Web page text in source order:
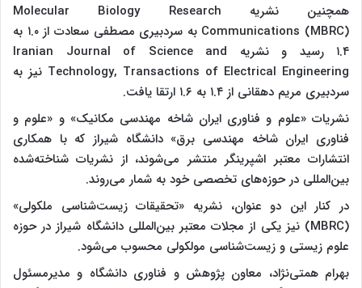
همچنین نشریه Molecular Biology Research
Communications (MBRC) به سردبیری مصطفی سعادت از ۱.۰ به
۱.۴ رسید و نشریه Iranian Journal of Science and
Technology, Transactions of Electrical Engineering نیز به
سردبیری مریم دهقانی از ۱.۴ به ۱.۶ ارتقا یافت.
نشریات «علوم و فناوری ایران شاخه مهندسی مکانیک» و «علوم و
فناوری ایران شاخه مهندسی برق» دانشگاه شیراز که با همکاری
انتشارات معتبر اشپرینگر منتشر می‌شوند، از نشریات شناخته‌شده
بین‌المللی در حوزه‌های تخصصی خود به شمار می‌روند.
در کنار این دو عنوان، نشریه «تحقیقات زیست‌شناسی ملکولی»
(MBRC) نیز یکی از مجلات معتبر بین‌المللی دانشگاه شیراز در حوزه
علوم زیستی و زیست‌شناسی مولکولی محسوب می‌شود.
بهرام همتی‌نژاد، معاون پژوهش و فناوری دانشگاه و مدیرمسئول